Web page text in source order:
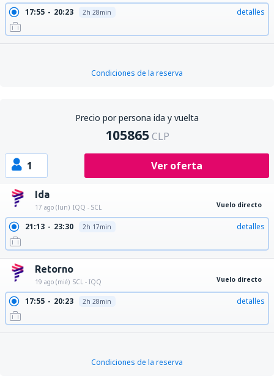
17:55 20:23 2h 28min detalles
Condiciones de la reserva
Precio por persona ida y vuelta
105865 CLP
1 Ver oferta
Ida
17 ago (lun) IQQ - SCL Vuelo directo
21:13 23:30 2h 17min detalles
Retorno
19 ago (mié) SCL - IQQ Vuelo directo
17:55 20:23 2h 28min detalles
Condiciones de la reserva